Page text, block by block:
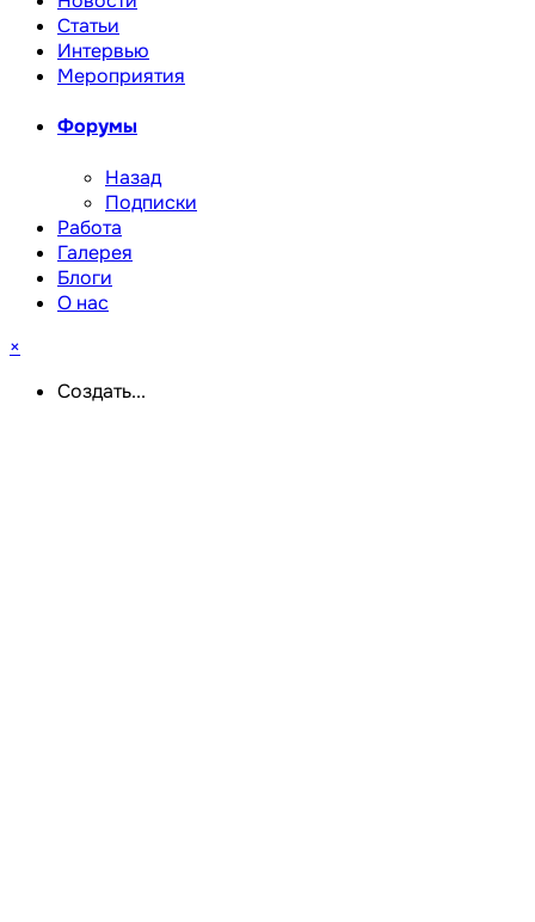
Статьи
Интервью
Мероприятия
Форумы
Назад
Подписки
Работа
Галерея
Блоги
О нас
×
Создать...